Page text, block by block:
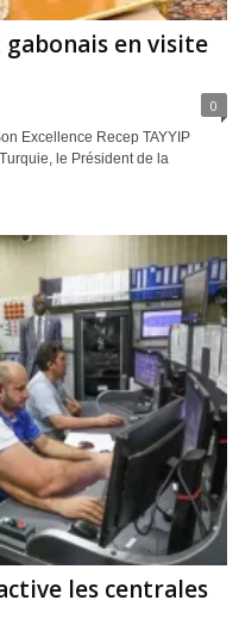
en visite
0
Excellence Recep TAYYIP
le Président de la
les centrales